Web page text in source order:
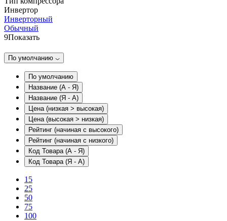
Инвертор
Инверторный
Обычный
9Показать
По умолчанию
По умолчанию
Название (А - Я)
Название (Я - А)
Цена (низкая > высокая)
Цена (высокая > низкая)
Рейтинг (начиная с высокого)
Рейтинг (начиная с низкого)
Код Товара (А - Я)
Код Товара (Я - А)
15
25
50
75
100